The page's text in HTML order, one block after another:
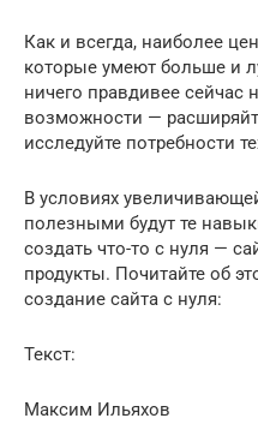
Как и всегда, наиболее
которые умеют больше и
ничего правдивее сейчас
возможности —
исследуйте потребности
В условиях
полезными будут те
создать что-то с нуля —
продукты. Почитайте об
создание сайта с нуля:
Текст:
Максим Ильяхов